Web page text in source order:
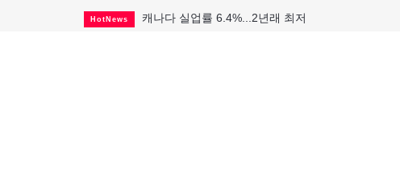
HotNews 캐나다 실업률 6.4%...2년래 최저